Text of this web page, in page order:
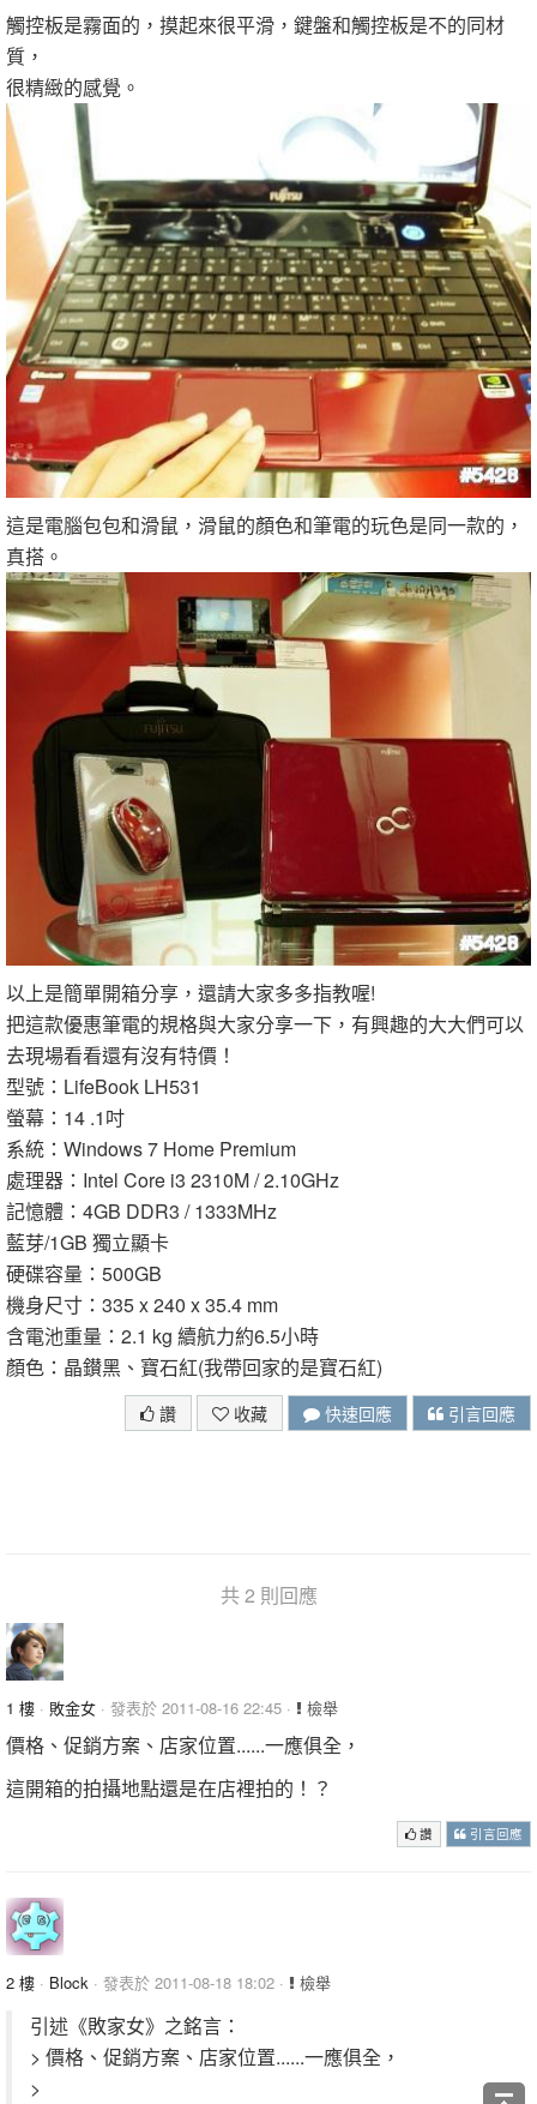
觸控板是霧面的，摸起來很平滑，鍵盤和觸控板是不的同材
質，
很精緻的感覺。
這是電腦包包和滑鼠，滑鼠的顏色和筆電的玩色是同一款的，
真搭。
以上是簡單開箱分享，還請大家多多指教喔!
把這款優惠筆電的規格與大家分享一下，有興趣的大大們可以
去現場看看還有沒有特價！
型號：LifeBook LH531
螢幕：14 .1吋
系統：Windows 7 Home Premium
處理器：Intel Core i3 2310M / 2.10GHz
記憶體：4GB DDR3 / 1333MHz
藍芽/1GB 獨立顯卡
硬碟容量：500GB
機身尺寸：335 x 240 x 35.4 mm
含電池重量：2.1 kg 續航力約6.5小時
顏色：晶鑚黑、寶石紅(我帶回家的是寶石紅)
讚 收藏 快速回應 引言回應
共 2 則回應
1 樓 · 敗金女 · 發表於 2011-08-16 22:45 · 檢舉
價格、促銷方案、店家位置......一應俱全，
這開箱的拍攝地點還是在店裡拍的！？
讚 引言回應
2 樓 · Block · 發表於 2011-08-18 18:02 · 檢舉
引述《敗家女》之銘言：
> 價格、促銷方案、店家位置......一應俱全，
>